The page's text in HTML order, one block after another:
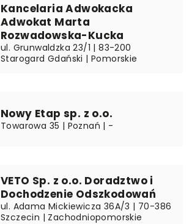
Kancelaria Adwokacka
Adwokat Marta
Rozwadowska-Kucka
ul. Grunwaldzka 23/1 | 83-200
Starogard Gdański | Pomorskie
Nowy Etap sp. z o.o.
Towarowa 35 | Poznań | -
VETO Sp. z o.o. Doradztwo i
Dochodzenie Odszkodowań
ul. Adama Mickiewicza 36A/3 | 70-386
Szczecin | Zachodniopomorskie